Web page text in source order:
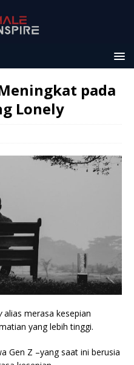
pada
Lonely
alias merasa kesepian
yang lebih tinggi.
Gen Z –yang saat ini berusia